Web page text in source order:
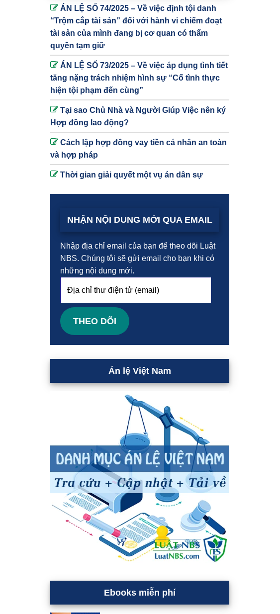
ÁN LỆ SỐ 74/2025 – Về việc định tội danh
“Trộm cắp tài sản” đối với hành vi chiếm đoạt
tài sản của mình đang bị cơ quan có thẩm
quyền tạm giữ
ÁN LỆ SỐ 73/2025 – Về việc áp dụng tình tiết
tăng nặng trách nhiệm hình sự “Cố tình thực
hiện tội phạm đến cùng”
Tại sao Chủ Nhà và Người Giúp Việc nên ký
Hợp đồng lao động?
Cách lập hợp đồng vay tiền cá nhân an toàn
và hợp pháp
Thời gian giải quyết một vụ án dân sự
NHẬN NỘI DUNG MỚI QUA EMAIL
Nhập địa chỉ email của bạn để theo dõi Luật
NBS. Chúng tôi sẽ gửi email cho bạn khi có
những nội dung mới.
chỉ
thư
điện
tử
(email)
THEO DÕI
Án lệ Việt Nam
Ebooks miễn phí